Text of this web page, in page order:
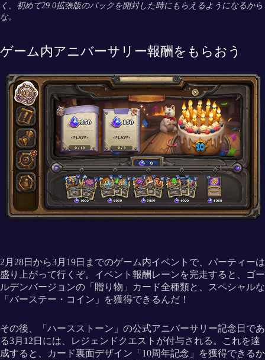
く、初めて29.0拡張版のパックを開封した時にもらえるようになるから
な。
ゲーム内アニバーサリー報酬をもらおう
2月28日から3月19日までのゲーム内イベントで、パーティーは
盛り上がって行くぞ。イベント報酬レーンを完走すると、ゴー
ルデンバージョンの「贈り物」カード全種類と、スペシャルな
「バーステー・コイン」を獲得できるんだ！
その後、「ハースストーン」の公式アニバーサリー記念日であ
る3月12日には、レジェンドクエストが付与される。これを達
成すると、カード裏面デザイン「10周年記念」を獲得できるか